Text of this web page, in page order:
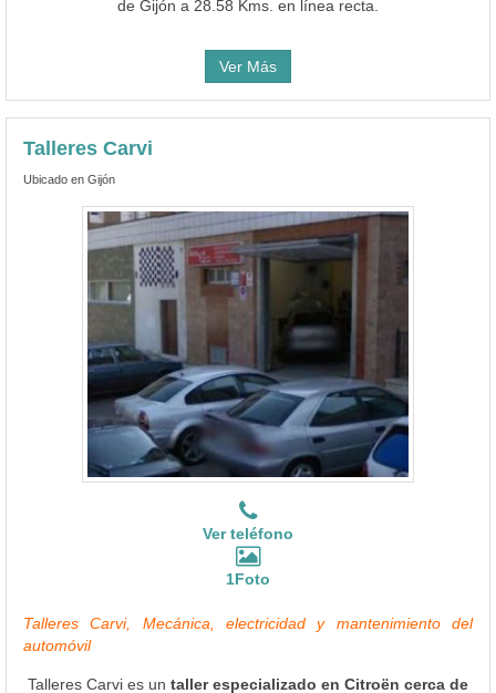
de Gijón a 28.58 Kms. en línea recta.
Ver Más
Talleres Carvi
Ubicado en Gijón
Ver teléfono
1Foto
Talleres Carvi, Mecánica, electricidad y mantenimiento del
automóvil
Talleres Carvi es un taller especializado en Citroën cerca de